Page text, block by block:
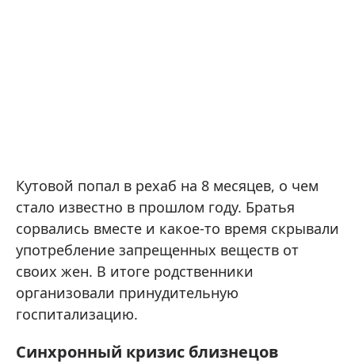
Кутовой попал в рехаб на 8 месяцев, о чем
стало известно в прошлом году. Братья
сорвались вместе и какое-то время скрывали
употребление запрещенных веществ от
своих жен. В итоге родственники
организовали принудительную
госпитализацию.
Синхронный кризис близнецов